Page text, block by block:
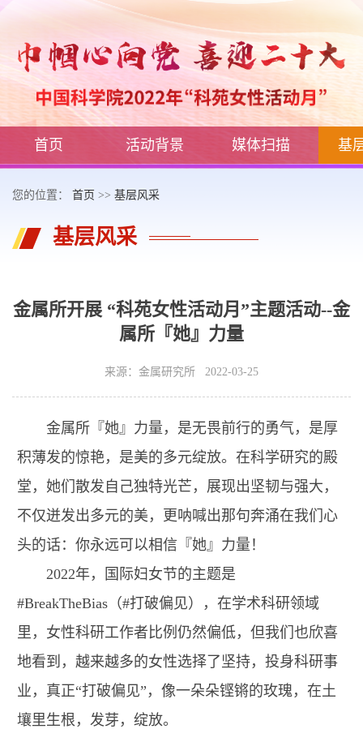
首页 活动背景 媒体扫描 基
您的位置： 首页 >> 基层风采
基层风采
金属所开展 “科苑女性活动月”主题活动--金
属所『她』力量
来源：金属研究所 2022-03-25
金属所『她』力量，是无畏前行的勇气，是厚
积薄发的惊艳，是美的多元绽放。在科学研究的殿
堂，她们散发自己独特光芒，展现出坚韧与强大，
不仅迸发出多元的美，更呐喊出那句奔涌在我们心
头的话：你永远可以相信『她』力量！
2022年，国际妇女节的主题是
#BreakTheBias（#打破偏见），在学术科研领域
里，女性科研工作者比例仍然偏低，但我们也欣喜
地看到，越来越多的女性选择了坚持，投身科研事
业，真正“打破偏见”，像一朵朵铿锵的玫瑰，在土
壤里生根，发芽，绽放。